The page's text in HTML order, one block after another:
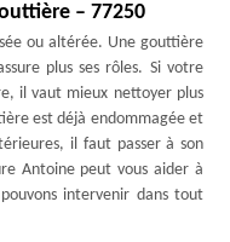
– 77250
ou altérée. Une gouttière
plus ses rôles. Si votre
il vaut mieux nettoyer plus
est déjà endommagée et
il faut passer à son
Antoine peut vous aider à
intervenir dans tout